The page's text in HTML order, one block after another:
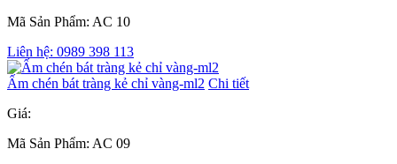
Mã Sản Phẩm: AC 10
Liên hệ: 0989 398 113
Ấm chén bát tràng kẻ chỉ vàng-ml2 Chi tiết
Giá:
Mã Sản Phẩm: AC 09